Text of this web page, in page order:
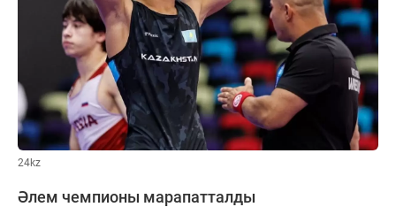
24kz
Әлем чемпионы марапатталды